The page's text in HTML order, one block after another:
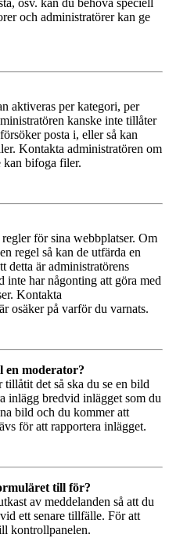
osv. kan du behöva speciell
och administratörer kan ge
aktiveras per kategori, per
kanske inte tillåter
posta i, eller så kan
Kontakta administratören om
kan bifoga filer.
för sina webbplatser. Om
regel så kan de utfärda en
detta är administratörens
har någonting att göra med
Kontakta
osäker på varför du varnats.
moderator?
det så ska du se en bild
inlägg bredvid inlägget som du
bild och du kommer att
för att rapportera inlägget.
till för?
av meddelanden så att du
ett senare tillfälle. För att
kontrollpanelen.